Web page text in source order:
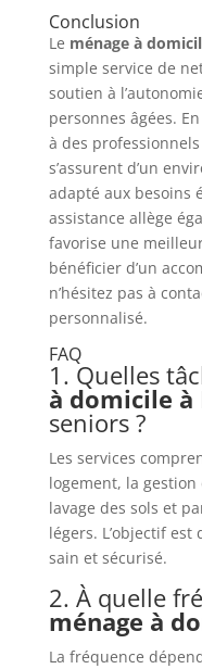
Conclusion
Le ménage à
simple service de
soutien à
personnes âgées.
à des
s’assurent d’un
adapté aux besoins
assistance allège
favorise une
bénéficier d’un
n’hésitez pas à
personnalisé.
FAQ
1. Quelles
à domicile à
seniors ?
Les services
logement, la
lavage des sols et
légers. L’objectif
sain et sécurisé.
2. À quelle
ménage à
La fréquence